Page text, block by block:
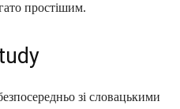
простішим.
зі словацькими